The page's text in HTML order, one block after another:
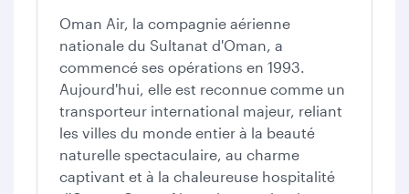
Oman Air, la compagnie aérienne
nationale du Sultanat d'Oman, a
commencé ses opérations en 1993.
Aujourd'hui, elle est reconnue comme un
transporteur international majeur, reliant
les villes du monde entier à la beauté
naturelle spectaculaire, au charme
captivant et à la chaleureuse hospitalité